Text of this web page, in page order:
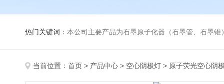
热门关键词： 本公司主要产品为石墨原子化器（石墨管、石墨锥）、元素空心阴极灯、氘灯、空心
当前位置： 首页 > 产品中心 > 空心阴极灯 > 原子荧光空心阴